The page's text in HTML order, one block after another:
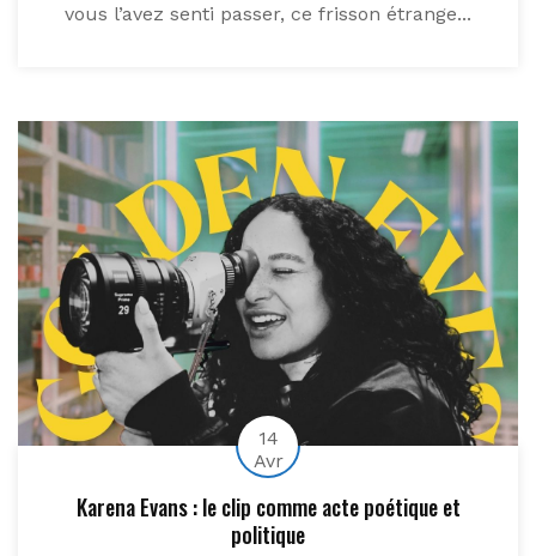
vous l’avez senti passer, ce frisson étrange...
14
Avr
Karena Evans : le clip comme acte poétique et
politique